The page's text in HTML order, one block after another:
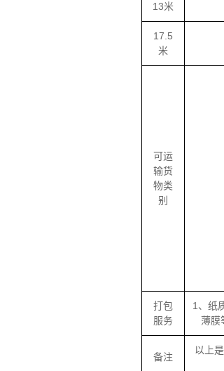
13米
17.5
米
可运
输货
物类
别
打包
服务
1、纸
薄膜
备注
以上